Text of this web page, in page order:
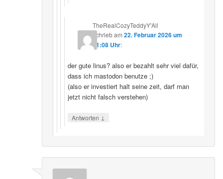
TheRealCozyTeddyY'All
schriebam22. Februar 2026 um
21:08 Uhr:
der gute linus? also er bezahlt sehr viel dafür,
dass ich mastodon benutze ;)
(also er investiert halt seine zeit, darf man
jetzt nicht falsch verstehen)
Antworten ↓